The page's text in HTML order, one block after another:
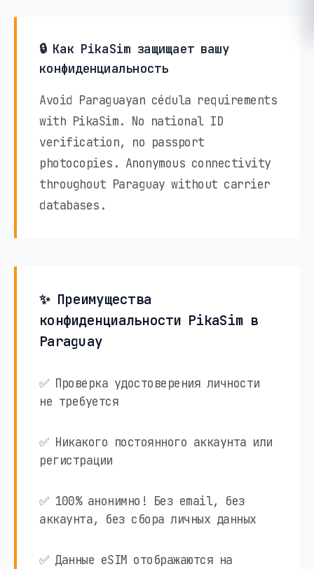
🔒 Как PikaSim защищает вашу
конфиденциальность
Avoid Paraguayan cédula requirements
with PikaSim. No national ID
verification, no passport
photocopies. Anonymous connectivity
throughout Paraguay without carrier
databases.
✨ Преимущества
конфиденциальности PikaSim в
Paraguay
✅ Проверка удостоверения личности
не требуется
✅ Никакого постоянного аккаунта или
регистрации
✅ 100% анонимно! Без email, без
аккаунта, без сбора личных данных
✅ Данные eSIM отображаются на